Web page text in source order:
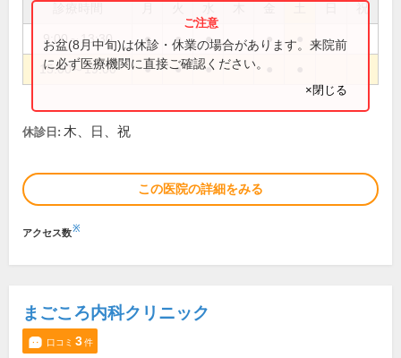
祝
9:00～13:30 ● ● ● ●
15:00～19:00 ● ● ●
お盆(8月中旬)は休診・休業の場合があります。来院前
に必ず医療機関に直接ご確認ください。
×閉じる
休診日: 木、日、祝
この医院の詳細をみる
アクセス数※
まごころ内科クリニック
口コミ 3件